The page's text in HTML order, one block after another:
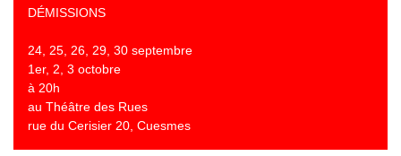
DÉMISSIONS
24, 25, 26, 29, 30 septembre
1er, 2, 3 octobre
à 20h
au Théâtre des Rues
rue du Cerisier 20, Cuesmes